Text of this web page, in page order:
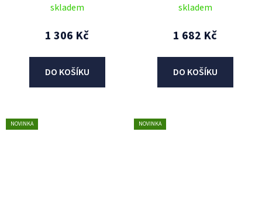
skladem
1 306 Kč
DO KOŠÍKU
skladem
1 682 Kč
DO KOŠÍKU
NOVINKA NOVINKA